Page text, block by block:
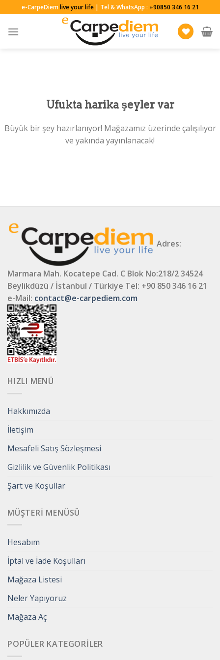
to
content
e-CarpeDiemlive your life| Tel & WhatsApp : +90850 346 16 21
Ufukta harika şeyler var
Büyük bir şey hazırlanıyor! Mağazamız üzerinde çalışılıyor
ve yakında yayınlanacak!
Adres:
Marmara Mah. Kocatepe Cad. C Blok No:218/2 34524
Beylikdüzü / İstanbul / Türkiye Tel: +90 850 346 16 21
e-Mail: contact@e-carpediem.com
HIZLI MENÜ
Hakkımızda
İletişim
Mesafeli Satış Sözleşmesi
Gizlilik ve Güvenlik Politikası
Şart ve Koşullar
MÜŞTERI MENÜSÜ
Hesabım
İptal ve İade Koşulları
Mağaza Listesi
Neler Yapıyoruz
Mağaza Aç
POPÜLER KATEGORILER